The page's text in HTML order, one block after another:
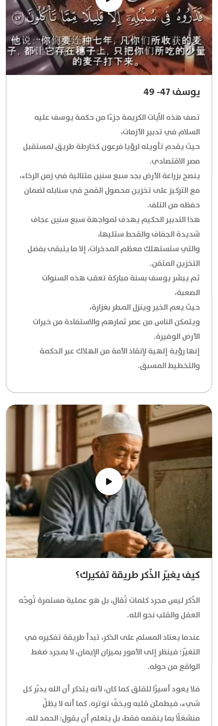
يوسف 47- 49
تصف هذه الآيات الكريمة جزءًا من حكمة يوسف عليه
السلام في تدبير الأزمات،
حيث يقدم تأويله لرؤيا فرعون كخارطة طريق لمستقبل
مصر الاقتصادي.
ينصح بزراعة الأرض بجد سبع سنين متتالية في زمن الرخاء،
مع التركيز على تخزين محصول القمح في سنابله لضمان
حفظه من التلف.
هذا التدبير الحكيم يهدف لمواجهة سبع سنين عجاف
شديدة الجفاف والقحط ستليها،
والتي ستستهلك معظم المدخرات، إلا ما يتبقى بفضل
التخزين المتقن.
ثم يبشر يوسف بسنة مباركة تعقب هذه السنوات
الصعبة،
حيث يعم الخير وينزل المطر بغزارة،
ويتمكن الناس من عصر ثمارهم والاستفادة من خيرات
الأرض الوفيرة.
إنها رؤية إلهية لإنقاذ الأمة من الهلاك عبر الحكمة
والتخطيط المسبق.
كيف يغيّر الذِّكر طريقة تفكيرك؟
الذِّكر ليس مجرد كلمات تُقال، بل هو عملية مستمرة تُوجّه
العقل والقلب نحو الله.
عندما يعتاد المسلم على الذكر، تبدأ طريقة تفكيره في
التغيّر؛ فينظر إلى الأمور بميزان الإيمان، لا بمجرد ضغط
الواقع من حوله.
فلا يعود أسيرًا للقلق كما كان، لأنه يتذكر أن الله يدبّر كل
شيء، فيطمئن قلبه ويخفّ توتره. كما أنه لا يظلّ
منشغلًا بما ينقصه فقط، بل يتعلم أن يقول:الحمد لله،